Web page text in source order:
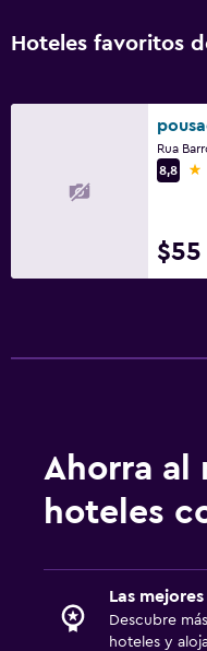
Hoteles favoritos
8,8
1
$55
Ahorra al
hoteles
Las
Descubre
hoteles y